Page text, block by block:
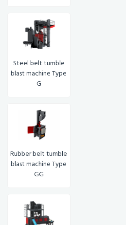
Steel belt tumble
blast machine Type
G
Rubber belt tumble
blast machine Type
GG